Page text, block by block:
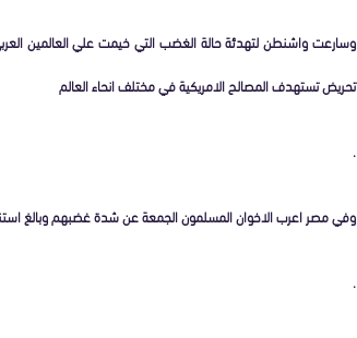
وسارعت واشنطن لتهدئة حالة الغضب التي خيمت علي العالمين
تحريض تستهدف المصالح الامريكية في مختلف انحاء العالم
.
وفي مصر اعرب الاخوان المسلمون الجمعة عن شدة غضبهم وبالغ
.